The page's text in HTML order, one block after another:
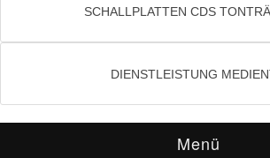
SCHALLPLATTEN CDS
DIENSTLEISTUNG
Menü